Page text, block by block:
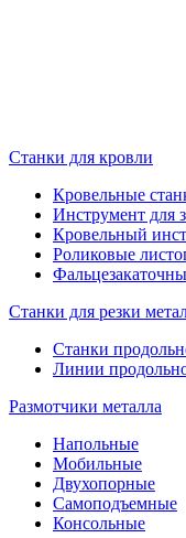
Станки для кровли
Кровельные
Инструмент для
Кровельный
Роликовые
Станки для резки
Станки
Линии
Размотчики металла
Напольные
Мобильные
Двухопорные
Самоподъемные
Консольные